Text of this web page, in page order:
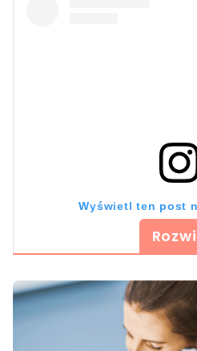
Wyświetl ten post